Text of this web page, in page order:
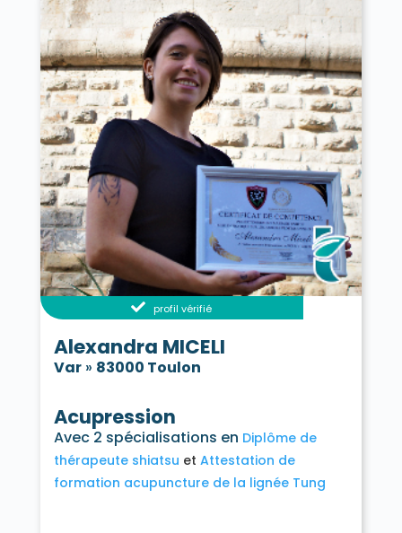
La Verdière 83560
Vérignon 83630
Vidauban 83550
Villecroze 83690
Vinon-sur-Verdon 83560
Vins-sur-Caramy 83170
profil vérifié
Alexandra MICELI
Var» 83000 Toulon
Acupression
Avec 2 spécialisations en Diplôme de
thérapeute shiatsu
Attestation de
formation acupuncture de la lignée Tung